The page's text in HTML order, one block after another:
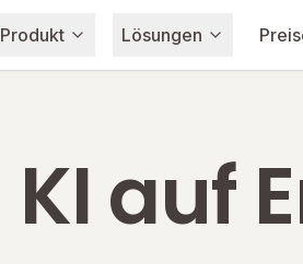
Produkt Lösungen
KI auf